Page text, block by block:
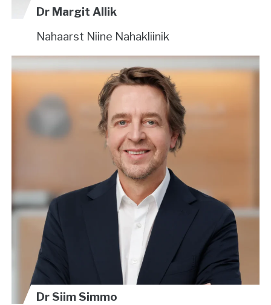
Dr Margit Allik
Nahaarst Niine Nahakliinik
Dr Siim Simmo